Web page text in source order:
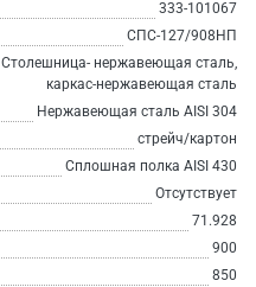
333-101067
СПС-127/908НП
Столешница- нержавеющая сталь,
каркас-нержавеющая сталь
Нержавеющая сталь AISI 304
стрейч/картон
Сплошная полка AISI 430
Отсутствует
71.928
900
850